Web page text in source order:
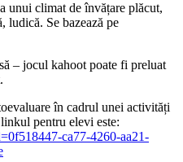
unui climat de învățare plăcut,
ludică. Se bazează pe
– jocul kahoot poate fi preluat
în cadrul unei activități
pentru elevi este:
ca77-4260-aa21-